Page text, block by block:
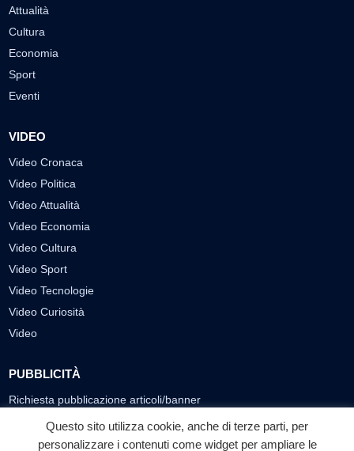
Attualità
Cultura
Economia
Sport
Eventi
VIDEO
Video Cronaca
Video Politica
Video Attualità
Video Economia
Video Cultura
Video Sport
Video Tecnologie
Video Curiosità
Video
PUBBLICITÀ
Richiesta pubblicazione articoli/banner
SEGUICI SUI SOCIAL
Questo sito utilizza cookie, anche di terze parti, per
personalizzare i contenuti come widget per ampliare le